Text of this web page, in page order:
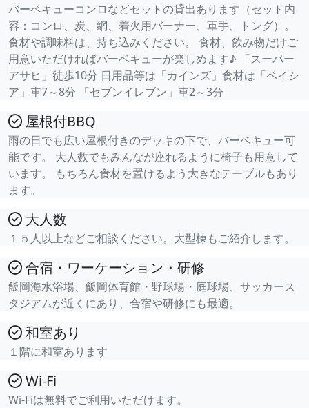
バーベキューコンロなどセットの貸出あります（セット内
容：コンロ、炭、網、着火用バーナー、軍手、トング）。
食材や調味料は、持ち込みください。 食材、飲み物だけご
用意いただければバーベキューが楽しめます♪ 「スーパー
アサヒ」徒歩10分 日用品等は「カインズ」食材は「ベイシ
ア」車7～8分 「セブンイレブン」車2～3分
屋根付BBQ
雨の日でも広い屋根付きのデッキの下で、バーベキュー可
能です。 大人数でもみんなが座れるように椅子も用意して
います。 もちろん食材を置けるよう大きなテーブルもあり
ます。
大人数
１５人以上などご相談ください。大型棟もご紹介します。
合宿・ワーケーション・研修
飯岡海水浴場、飯岡体育館・野球場・庭球場、サッカース
タジアムが近くにあり、合宿や研修にも最適。
和室あり
１階に和室あります
Wi-Fi
Wi-Fiは無料でご利用いただけます。